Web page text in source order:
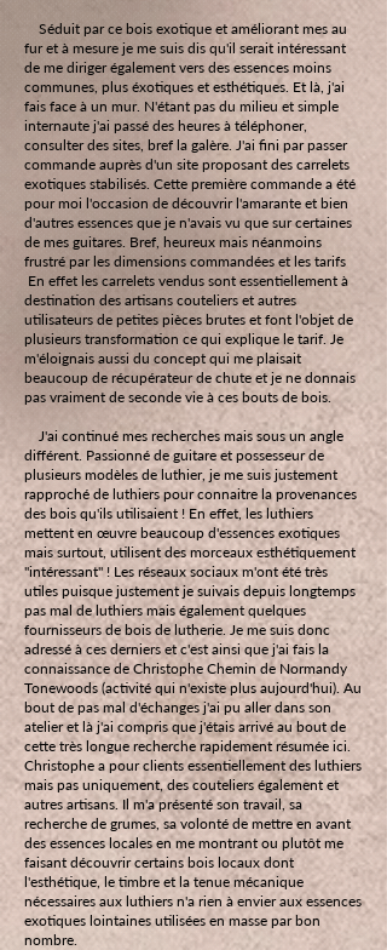
Séduit par ce bois exotique et améliorant mes au
fur et à mesure je me suis dis qu'il serait intéressant
de me diriger également vers des essences moins
communes, plus éxotiques et esthétiques. Et là, j'ai
fais face à un mur. N'étant pas du milieu et simple
internaute j'ai passé des heures à téléphoner,
consulter des sites, bref la galère. J'ai fini par passer
commande auprès d'un site proposant des carrelets
exotiques stabilisés. Cette première commande a été
pour moi l'occasion de découvrir l'amarante et bien
d'autres essences que je n'avais vu que sur certaines
de mes guitares. Bref, heureux mais néanmoins
frustré par les dimensions commandées et les tarifs
En effet les carrelets vendus sont essentiellement à
destination des artisans couteliers et autres
utilisateurs de petites pièces brutes et font l'objet de
plusieurs transformation ce qui explique le tarif. Je
m'éloignais aussi du concept qui me plaisait
beaucoup de récupérateur de chute et je ne donnais
pas vraiment de seconde vie à ces bouts de bois.
J'ai continué mes recherches mais sous un angle
différent. Passionné de guitare et possesseur de
plusieurs modèles de luthier, je me suis justement
rapproché de luthiers pour connaitre la provenances
des bois qu'ils utilisaient ! En effet, les luthiers
mettent en œuvre beaucoup d'essences exotiques
mais surtout, utilisent des morceaux esthétiquement
"intéressant" ! Les réseaux sociaux m'ont été très
utiles puisque justement je suivais depuis longtemps
pas mal de luthiers mais également quelques
fournisseurs de bois de lutherie. Je me suis donc
adressé à ces derniers et c'est ainsi que j'ai fais la
connaissance de Christophe Chemin de Normandy
Tonewoods (activité qui n'existe plus aujourd'hui). Au
bout de pas mal d'échanges j'ai pu aller dans son
atelier et là j'ai compris que j'étais arrivé au bout de
cette très longue recherche rapidement résumée ici.
Christophe a pour clients essentiellement des luthiers
mais pas uniquement, des couteliers également et
autres artisans. Il m'a présenté son travail, sa
recherche de grumes, sa volonté de mettre en avant
des essences locales en me montrant ou plutôt me
faisant découvrir certains bois locaux dont
l'esthétique, le timbre et la tenue mécanique
nécessaires aux luthiers n'a rien à envier aux essences
exotiques lointaines utilisées en masse par bon
nombre.